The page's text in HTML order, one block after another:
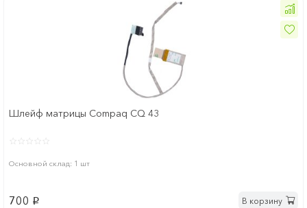
Шлейф матрицы Compaq CQ 43
Основной склад: 1 шт
700 p В корзину